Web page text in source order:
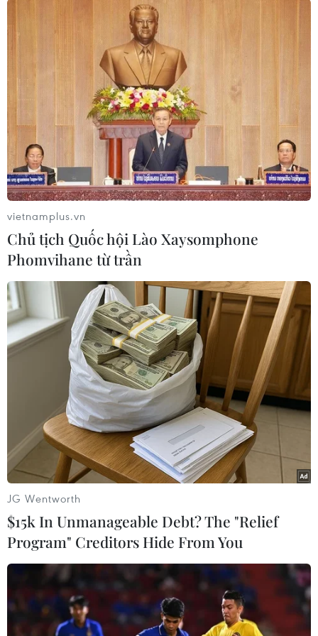
#Xe bồn #Xe khách
#An toàn giao thông
Nghệ An
Theo dõi VietnamPlus
TIN LIÊN QUAN
vietnamplus.vn
Chủ tịch Quốc hội Lào Xaysomphone
Phomvihane từ trần
JG Wentworth
$15k In Unmanageable Debt? The "Relief
Program" Creditors Hide From You